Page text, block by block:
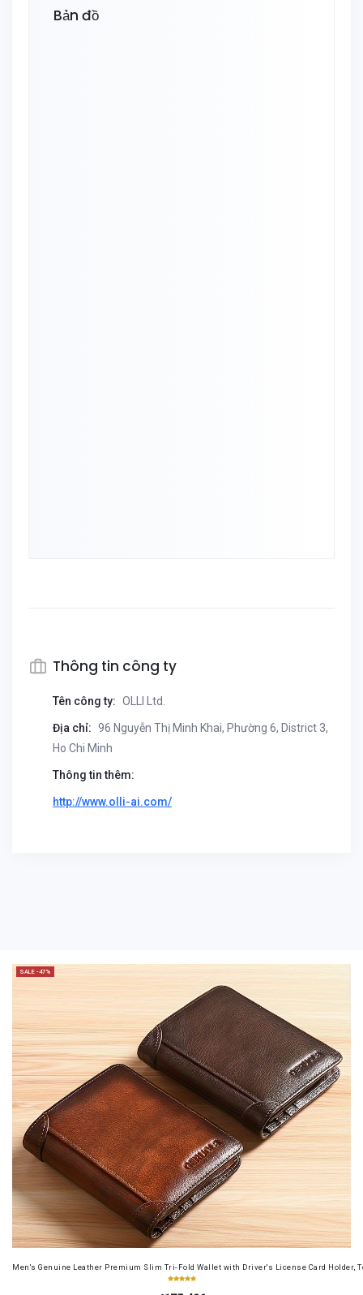
Bản đồ
Thông tin công ty
Tên công ty: OLLI Ltd.
Địa chỉ: 96 Nguyễn Thị Minh Khai, Phường 6, District 3,
Ho Chi Minh
Thông tin thêm:
http://www.olli-ai.com/
SALE -47%
Men's Genuine Leather Premium Slim Tri-Fold Wallet with Driver's License Card Holder,